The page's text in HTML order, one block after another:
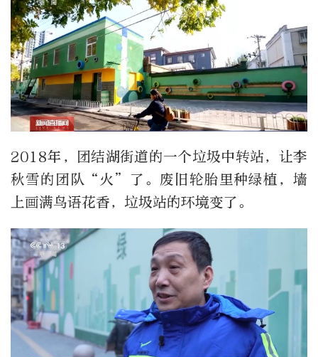
2018年，团结湖街道的一个垃圾中转站，让李
秋雪的团队“火”了。废旧轮胎里种绿植，墙
上画满鸟语花香，垃圾站的环境变了。